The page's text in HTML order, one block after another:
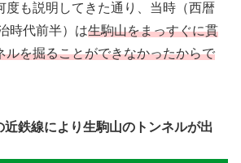
度も説明してきた通り、当時（西暦
時代前半）は生駒山をまっすぐに貫
ルを掘ることができなかったからで
近鉄線により生駒山のトンネルが出